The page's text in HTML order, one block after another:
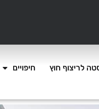
לריצוף חוץ חיפויים